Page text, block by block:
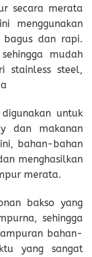
secara merata
menggunakan
bagus dan rapi.
mudah
stainless steel,
untuk
dan makanan
bahan-bahan
menghasilkan
merata.
bakso yang
sehingga
bahan-
yang sangat